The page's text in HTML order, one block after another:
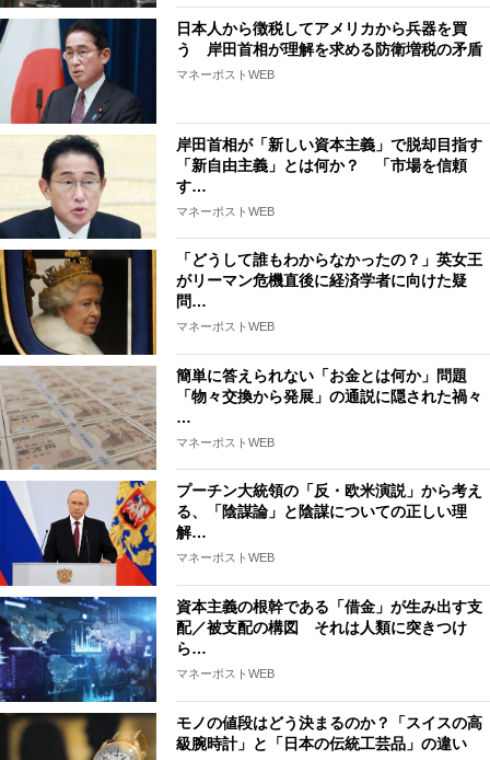
日本人から徴税してアメリカから兵器を買
う 岸田首相が理解を求める防衛増税の矛盾
マネーポストWEB
岸田首相が「新しい資本主義」で脱却目指す
「新自由主義」とは何か？ 「市場を信頼
す…
マネーポストWEB
「どうして誰もわからなかったの？」英女王
がリーマン危機直後に経済学者に向けた疑
問…
マネーポストWEB
簡単に答えられない「お金とは何か」問題
「物々交換から発展」の通説に隠された禍々
…
マネーポストWEB
プーチン大統領の「反・欧米演説」から考え
る、「陰謀論」と陰謀についての正しい理
解…
マネーポストWEB
資本主義の根幹である「借金」が生み出す支
配／被支配の構図 それは人類に突きつけ
ら…
マネーポストWEB
モノの値段はどう決まるのか？「スイスの高
級腕時計」と「日本の伝統工芸品」の違い